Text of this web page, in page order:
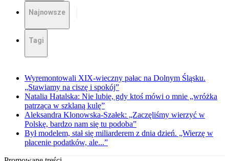
Najnowsze
Tagi
Wyremontowali XIX-wieczny pałac na Dolnym Śląsku.
„Stawiamy na ciszę i spokój”
Natalia Hatalska: Nie lubię, gdy ktoś mówi o mnie „wróżka
patrząca w szklaną kulę”
Aleksandra Klonowska-Szałek: „Zaczęliśmy wierzyć w
Polskę, bardzo nam się tu podoba”
Był modelem, stał się miliarderem z dnia dzień. „Wierzę w
płacenie podatków, ale...”